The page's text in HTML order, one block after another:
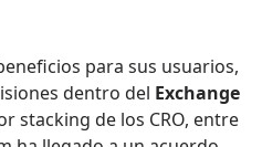
para sus usuarios,
dentro del Exchange
stacking de los CRO, entre